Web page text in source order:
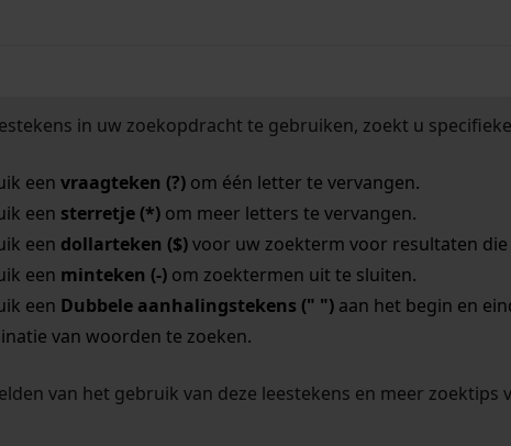
in uw zoekopdracht te gebruiken, zoekt u
een vraagteken (?)om één letter te vervangen.
een sterretje (*)om meer letters te vervangen.
een dollarteken ($)voor uw zoekterm voor resultaten die
een minteken (-)om zoektermen uit te sluiten.
een Dubbele aanhalingstekens (" ")aan het begin en
van woorden te zoeken.
van het gebruik van deze leestekens en meer zoektips